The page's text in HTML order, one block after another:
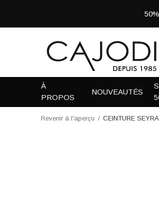
À
PROPOS
NOUVEAUTÉS
Revenir à l'aperçu CEINTURE